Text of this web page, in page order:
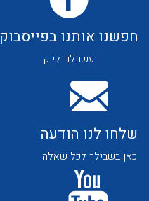
לכל מוצרי היצרן
חפשנו אותנו בפייסבוק
עשו לנו לייק
שלחו לנו הודעה
כאן בשבילך לכל שאלה